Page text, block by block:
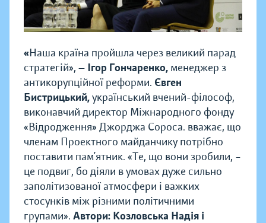
«Наша країна пройшла через великий парад
стратегій», — Ігор Гончаренко, менеджер з
антикорупційної реформи. Євген
Бистрицький,український вчений-філософ,
виконавчий директор Міжнародного фонду
«Відродження» Джорджа Сороса. вважає, що
членам Проектного майданчику потрібно
поставити пам’ятник. «Те, що вони зробили, –
це подвиг, бо діяли в умовах дуже сильно
заполітизованої атмосфери і важких
стосунків між різними політичними
групами». Автори: Козловська Надія і